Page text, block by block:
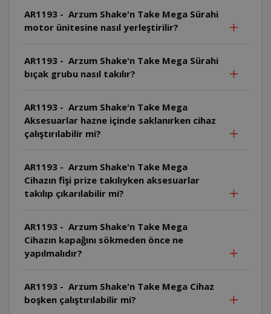
AR1193 - Arzum Shake'n Take Mega Sürahi
motor ünitesine nasıl yerleştirilir?
AR1193 - Arzum Shake'n Take Mega Sürahi
bıçak grubu nasıl takılır?
AR1193 - Arzum Shake'n Take Mega
Aksesuarlar hazne içinde saklanırken cihaz
çalıştırılabilir mi?
AR1193 - Arzum Shake'n Take Mega
Cihazın fişi prize takılıyken aksesuarlar
takılıp çıkarılabilir mi?
AR1193 - Arzum Shake'n Take Mega
Cihazın kapağını sökmeden önce ne
yapılmalıdır?
AR1193 - Arzum Shake'n Take Mega Cihaz
boşken çalıştırılabilir mi?